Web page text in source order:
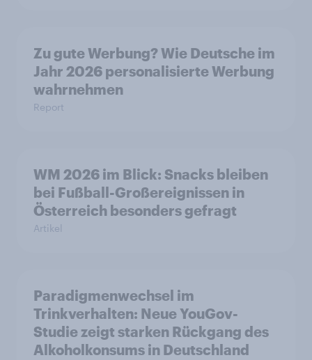
Zu gute Werbung? Wie Deutsche im
Jahr 2026 personalisierte Werbung
wahrnehmen
Report
WM 2026 im Blick: Snacks bleiben
bei Fußball-Großereignissen in
Österreich besonders gefragt
Artikel
Paradigmenwechsel im
Trinkverhalten: Neue YouGov-
Studie zeigt starken Rückgang des
Alkoholkonsums in Deutschland